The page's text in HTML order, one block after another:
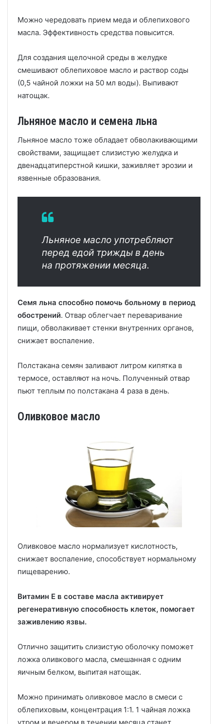
Можно чередовать прием меда и облепихового
масла. Эффективность средства повысится.
Для создания щелочной среды в желудке
смешивают облепиховое масло и раствор соды
(0,5 чайной ложки на 50 мл воды). Выпивают
натощак.
Льняное масло и семена льна
Льняное масло тоже обладает обволакивающими
свойствами, защищает слизистую желудка и
двенадцатиперстной кишки, заживляет эрозии и
язвенные образования.
Льняное масло употребляют
перед едой трижды в день
на протяжении месяца.
Семя льна способно помочь больному в период
обострений. Отвар облегчает переваривание
пищи, обволакивает стенки внутренних органов,
снижает воспаление.
Полстакана семян заливают литром кипятка в
термосе, оставляют на ночь. Полученный отвар
пьют теплым по полстакана 4 раза в день.
Оливковое масло
Оливковое масло нормализует кислотность,
снижает воспаление, способствует нормальному
пищеварению.
Витамин Е в составе масла активирует
регенеративную способность клеток, помогает
заживлению язвы.
Отлично защитить слизистую оболочку поможет
ложка оливкового масла, смешанная с одним
яичным белком, выпитая натощак.
Можно принимать оливковое масло в смеси с
облепиховым, концентрация 1:1. 1 чайная ложка